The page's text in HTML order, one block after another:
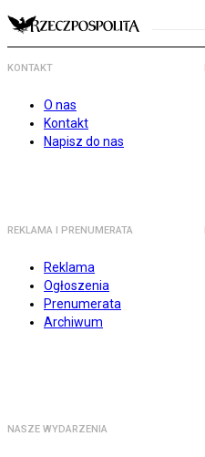
KONTAKT
O nas
Kontakt
Napisz do nas
REKLAMA I PRENUMERATA
Reklama
Ogłoszenia
Prenumerata
Archiwum
NASZE WYDARZENIA